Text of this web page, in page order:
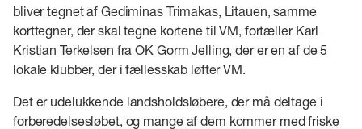
bliver tegnet af Gediminas Trimakas, Litauen, samme
korttegner, der skal tegne kortene til VM, fortæller Karl
Kristian Terkelsen fra OK Gorm Jelling, der er en af de 5
lokale klubber, der i fællesskab løfter VM.
Det er udelukkende landsholdsløbere, der må deltage i
forberedelsesløbet, og mange af dem kommer med friske